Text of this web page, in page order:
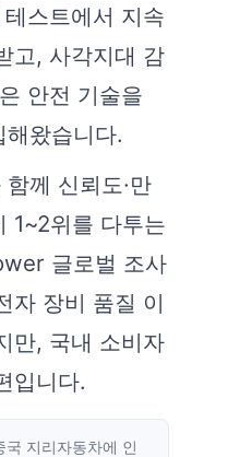
스트에서 지속
고, 사각지대 감
안전 기술을
왔습니다.
께 신뢰도·만
1~2위를 다투는
글로벌 조사
자 장비 품질 이
만, 국내 소비자
입니다.
국 지리자동차에 인